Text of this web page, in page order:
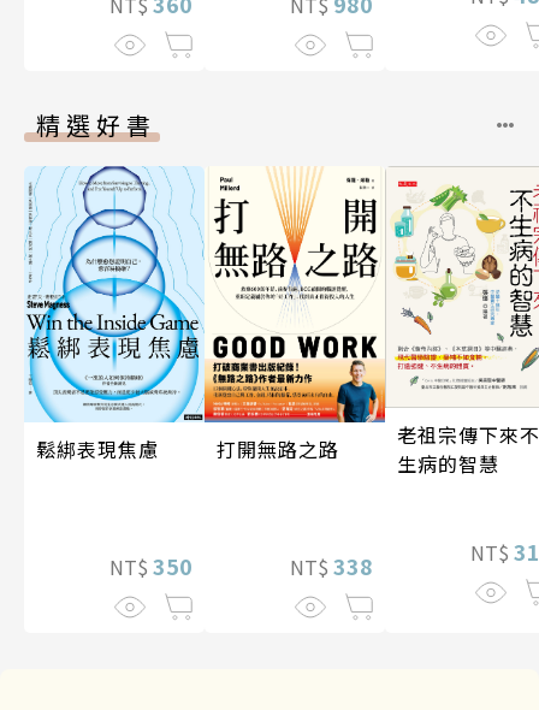
精選好書
鬆綁表現焦慮
NT$ 350
打開無路之路
NT$ 338
老祖宗傳下來不
生病的智慧
NT$